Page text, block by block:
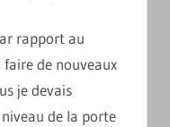
rapport au
faire de nouveaux
je devais
de la porte